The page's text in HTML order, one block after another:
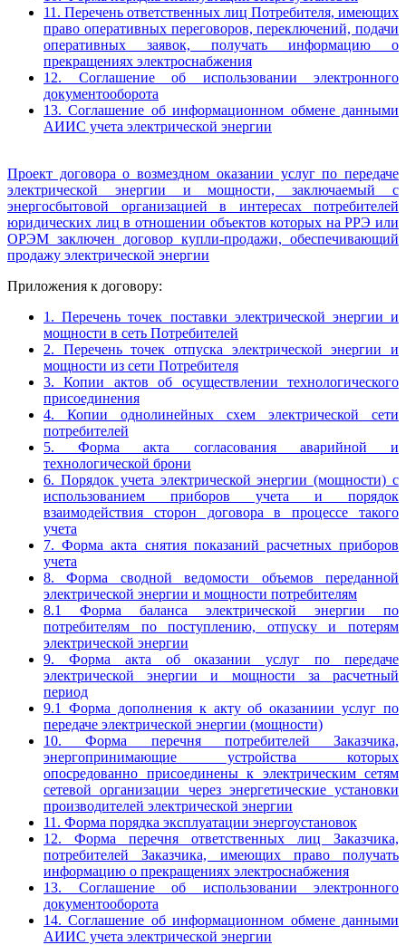
11. Перечень ответственных лиц Потребителя, имеющих
право оперативных переговоров, переключений, подачи
оперативных заявок, получать информацию о
прекращениях электроснабжения
12. Соглашение об использовании электронного
документооборота
13. Соглашение об информационном обмене данными
АИИС учета электрической энергии
Проект договора о возмездном оказании услуг по передаче
электрической энергии и мощности, заключаемый с
энергосбытовой организацией в интересах потребителей
юридических лиц в отношении объектов которых на РРЭ или
ОРЭМ заключен договор купли-продажи, обеспечивающий
продажу электрической энергии
Приложения к договору:
1. Перечень точек поставки электрической энергии и
мощности в сеть Потребителей
2. Перечень точек отпуска электрической энергии и
мощности из сети Потребителя
3. Копии актов об осуществлении технологического
присоединения
4. Копии однолинейных схем электрической сети
потребителей
5. Форма акта согласования аварийной и
технологической брони
6. Порядок учета электрической энергии (мощности) с
использованием приборов учета и порядок
взаимодействия сторон договора в процессе такого
учета
7. Форма акта снятия показаний расчетных приборов
учета
8. Форма сводной ведомости объемов переданной
электрической энергии и мощности потребителям
8.1 Форма баланса электрической энергии по
потребителям по поступлению, отпуску и потерям
электрической энергии
9. Форма акта об оказании услуг по передаче
электрической энергии и мощности за расчетный
период
9.1 Форма дополнения к акту об оказаниии услуг по
передаче электрической энергии (мощности)
10. Форма перечня потребителей Заказчика,
энергопринимающие устройства которых
опосредованно присоединены к электрическим сетям
сетевой организации через энергетические установки
производителей электрической энергии
11. Форма порядка эксплуатации энергоустановок
12. Форма перечня ответственных лиц Заказчика,
потребителей Заказчика, имеющих право получать
информацию о прекращениях электроснабжения
13. Соглашение об использовании электронного
документооборота
14. Соглашение об информационном обмене данными
АИИС учета электрической энергии